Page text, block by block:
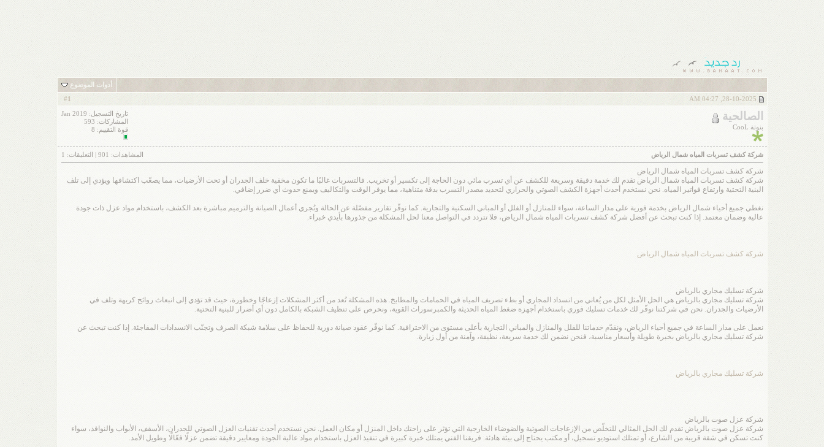
أدوات الموضوع
1
الصالحية
بنوتة CooL
تاريخ التسجيل: Jan 2019
المشاركات: 593
قوة التقييم: 8
المشاهدات: 901 | التعليقات: 1 شركة كشف تسربات المياه شمال الرياض
شركة كشف تسربات المياه شمال الرياض
شركة كشف تسربات المياه شمال الرياض تقدم لك خدمة دقيقة وسريعة للكشف عن أي تسرب مائي دون الحاجة إلى تكسير أو تخريب. فالتسربات غالبًا ما تكون مخفية خلف الجدران أو تحت الأرضيات، مما يصعّب اكتشافها ويؤدي إلى تلف
البنية التحتية وارتفاع فواتير المياه. نحن نستخدم أحدث أجهزة الكشف الصوتي والحراري لتحديد مصدر التسرب بدقة متناهية، مما يوفر الوقت والتكاليف ويمنع حدوث أي ضرر إضافي.
نغطي جميع أحياء شمال الرياض بخدمة فورية على مدار الساعة، سواء للمنازل أو الفلل أو المباني السكنية والتجارية. كما نوفّر تقارير مفصّلة عن الحالة ونُجري أعمال الصيانة والترميم مباشرة بعد الكشف، باستخدام مواد عزل ذات جودة
عالية وضمان معتمد. إذا كنت تبحث عن أفضل شركة كشف تسربات المياه شمال الرياض، فلا تتردد في التواصل معنا لحل المشكلة من جذورها بأيدي خبراء.
شركة كشف تسربات المياه شمال الرياض
شركة تسليك مجاري بالرياض
شركة تسليك مجاري بالرياض هي الحل الأمثل لكل من يُعاني من انسداد المجاري أو بطء تصريف المياه في الحمامات والمطابخ. هذه المشكلة تُعد من أكثر المشكلات إزعاجًا وخطورة، حيث قد تؤدي إلى انبعاث روائح كريهة وتلف في
الأرضيات والجدران. نحن في شركتنا نوفّر لك خدمات تسليك فوري باستخدام أجهزة ضغط المياه الحديثة والكمبرسورات القوية، ونحرص على تنظيف الشبكة بالكامل دون أي أضرار للبنية التحتية.
نعمل على مدار الساعة في جميع أحياء الرياض، ونقدّم خدماتنا للفلل والمنازل والمباني التجارية بأعلى مستوى من الاحترافية. كما نوفّر عقود صيانة دورية للحفاظ على سلامة شبكة الصرف وتجنّب الانسدادات المفاجئة. إذا كنت تبحث عن
شركة تسليك مجاري بالرياض بخبرة طويلة وأسعار مناسبة، فنحن نضمن لك خدمة سريعة، نظيفة، وآمنة من أول زيارة.
شركة تسليك مجاري بالرياض
شركة عزل صوت بالرياض
شركة عزل صوت بالرياض تقدم لك الحل المثالي للتخلّص من الإزعاجات الصوتية والضوضاء الخارجية التي تؤثر على راحتك داخل المنزل أو مكان العمل. نحن نستخدم أحدث تقنيات العزل الصوتي للجدران، الأسقف، الأبواب والنوافذ، سواء
كنت تسكن في شقة قريبة من الشارع، أو تمتلك استوديو تسجيل، أو مكتب يحتاج إلى بيئة هادئة. فريقنا الفني يمتلك خبرة كبيرة في تنفيذ العزل باستخدام مواد عالية الجودة ومعايير دقيقة تضمن عزلًا فعّالًا وطويل الأمد.